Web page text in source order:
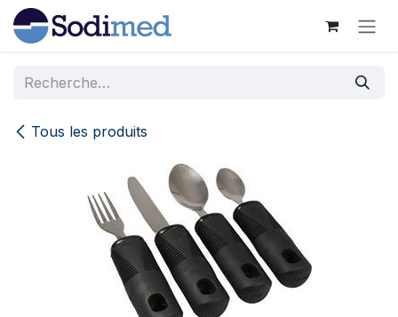
Se rendre au contenu
Tous les produits